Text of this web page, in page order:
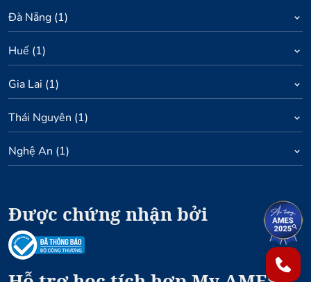
Đà Nẵng (1)
Huế (1)
Gia Lai (1)
Thái Nguyên (1)
Nghệ An (1)
Được chứng nhận bởi